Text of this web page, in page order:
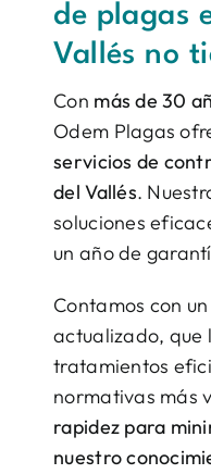
de plagas
Vallés no
Con más de 30
Odem Plagas
servicios de
del Vallés.
soluciones
un año de
Contamos con
actualizado, que
tratamientos
normativas más
rapidez para
nuestro